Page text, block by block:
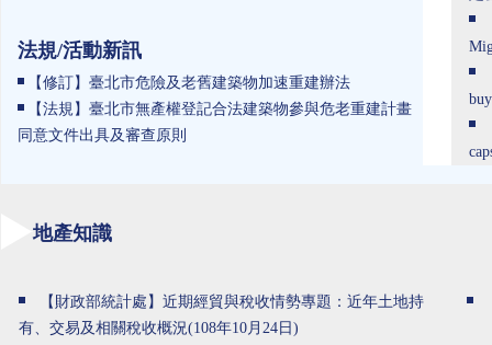
法規/活動新訊
【修訂】臺北市危險及老舊建築物加速重建辦法
【法規】臺北市無產權登記合法建築物參與危老重建計畫
同意文件出具及審查原則
地產知識
【財政部統計處】近期經貿與稅收情勢專題：近年土地持
有、交易及相關稅收概況(108年10月24日)